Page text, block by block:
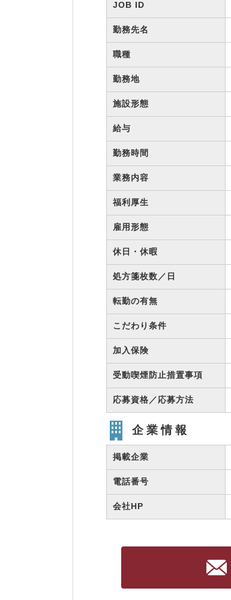
JOB ID
勤務先名
職種
勤務地
施設形態
給与
勤務時間
業務内容
福利厚生
雇用形態
休日・休暇
処方箋枚数／日
転勤の有無
こだわり条件
加入保険
受動喫煙防止措置事項
応募資格／応募方法
企業情報
掲載企業
電話番号
会社HP